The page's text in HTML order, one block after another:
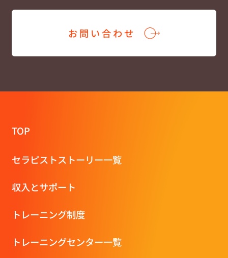
お問い合わせ
TOP
セラピストストーリー一覧
収⼊とサポート
トレーニング制度
トレーニングセンター一覧